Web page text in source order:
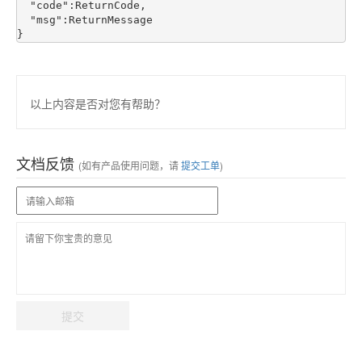
以上内容是否对您有帮助？
文档反馈 (如有产品使用问题，请提交工单)
提交